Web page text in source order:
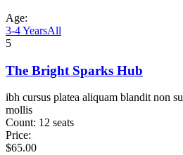
Age:
3-4 YearsAll
5
The Bright Sparks Hub
ibh cursus platea aliquam blandit non
mollis
Count: 12 seats
Price:
$65.00